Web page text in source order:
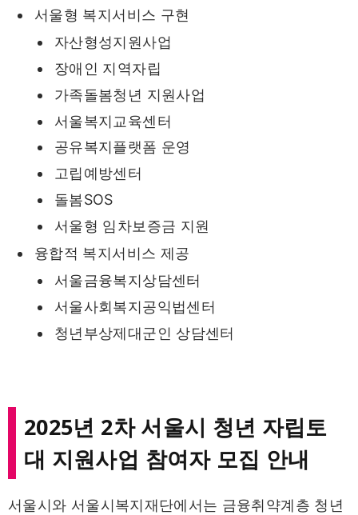
서울형 복지서비스 구현
자산형성지원사업
장애인 지역자립
가족돌봄청년 지원사업
서울복지교육센터
공유복지플랫폼 운영
고립예방센터
돌봄SOS
서울형 임차보증금 지원
융합적 복지서비스 제공
서울금융복지상담센터
서울사회복지공익법센터
청년부상제대군인 상담센터
2025년 2차 서울시 청년 자립토
대 지원사업 참여자 모집 안내
서울시와 서울시복지재단에서는 금융취약계층 청년